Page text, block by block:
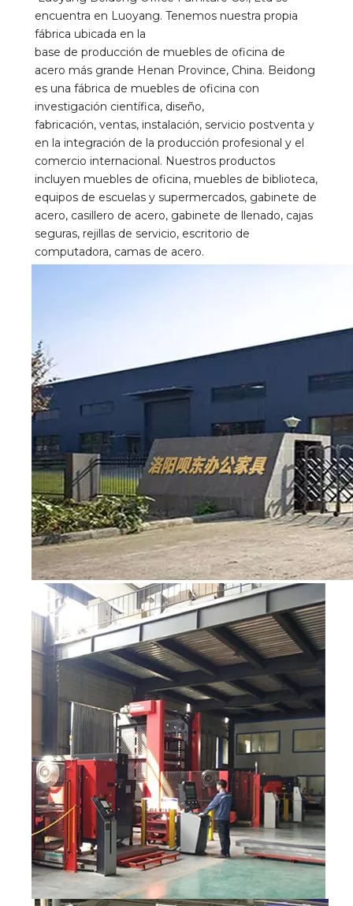
encuentra en Luoyang. Tenemos nuestra propia
fábrica ubicada en la
base de producción de muebles de oficina de
acero más grande Henan Province, China. Beidong
es una fábrica de muebles de oficina con
investigación científica, diseño,
fabricación, ventas, instalación, servicio postventa y
en la integración de la producción profesional y el
comercio internacional. Nuestros productos
incluyen muebles de oficina, muebles de biblioteca,
equipos de escuelas y supermercados, gabinete de
acero, casillero de acero, gabinete de llenado, cajas
seguras, rejillas de servicio, escritorio de
computadora, camas de acero.